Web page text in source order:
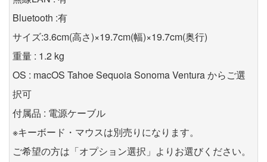
Bluetooth :有
サイズ:3.6cm(高さ)×19.7cm(幅)×19.7cm(奥行)
重量 : 1.2 kg
OS : macOS Tahoe Sequoia Sonoma Ventura からご選
択可
付属品 : 電源ケーブル
※キーボード・マウスは別売りになります。
ご希望の方は「オプション選択」よりお選びください。